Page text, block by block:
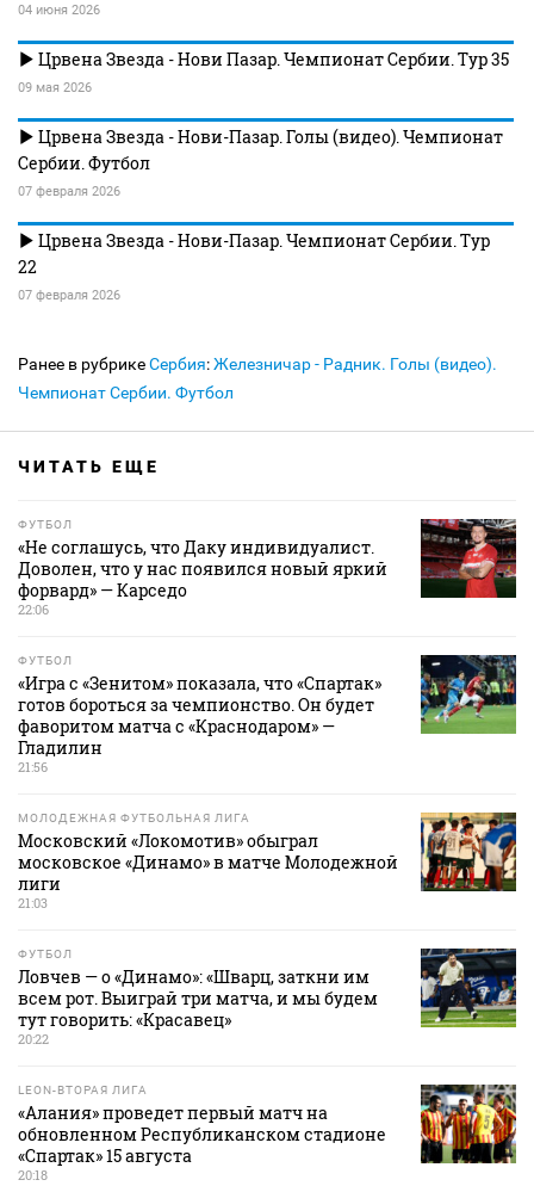
04 июня 2026
Црвена Звезда - Нови Пазар. Чемпионат Сербии. Тур 35
09 мая 2026
Црвена Звезда - Нови-Пазар. Голы (видео). Чемпионат
Сербии. Футбол
07 февраля 2026
Црвена Звезда - Нови-Пазар. Чемпионат Сербии. Тур
22
07 февраля 2026
Ранее в рубрикеСербия:Железничар - Радник. Голы (видео).
Чемпионат Сербии. Футбол
ЧИТАТЬ ЕЩЕ
ФУТБОЛ
«Не соглашусь, что Даку индивидуалист.
Доволен, что у нас появился новый яркий
форвард» — Карседо
22:06
ФУТБОЛ
«Игра с «Зенитом» показала, что «Спартак»
готов бороться за чемпионство. Он будет
фаворитом матча с «Краснодаром» —
Гладилин
21:56
МОЛОДЕЖНАЯ ФУТБОЛЬНАЯ ЛИГА
Московский «Локомотив» обыграл
московское «Динамо» в матче Молодежной
лиги
21:03
ФУТБОЛ
Ловчев — о «Динамо»: «Шварц, заткни им
всем рот. Выиграй три матча, и мы будем
тут говорить: «Красавец»
20:22
LEON-ВТОРАЯ ЛИГА
«Алания» проведет первый матч на
обновленном Республиканском стадионе
«Спартак» 15 августа
20:18